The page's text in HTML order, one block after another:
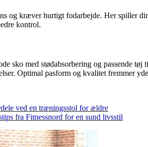
og kræver hurtigt fodarbejde. Her spiller
kontrol.
sko med stødabsorbering og passende
Optimal pasform og kvalitet fremmer
ved en træningsstol for ældre
fra Fitnessnord for en sund livsstil